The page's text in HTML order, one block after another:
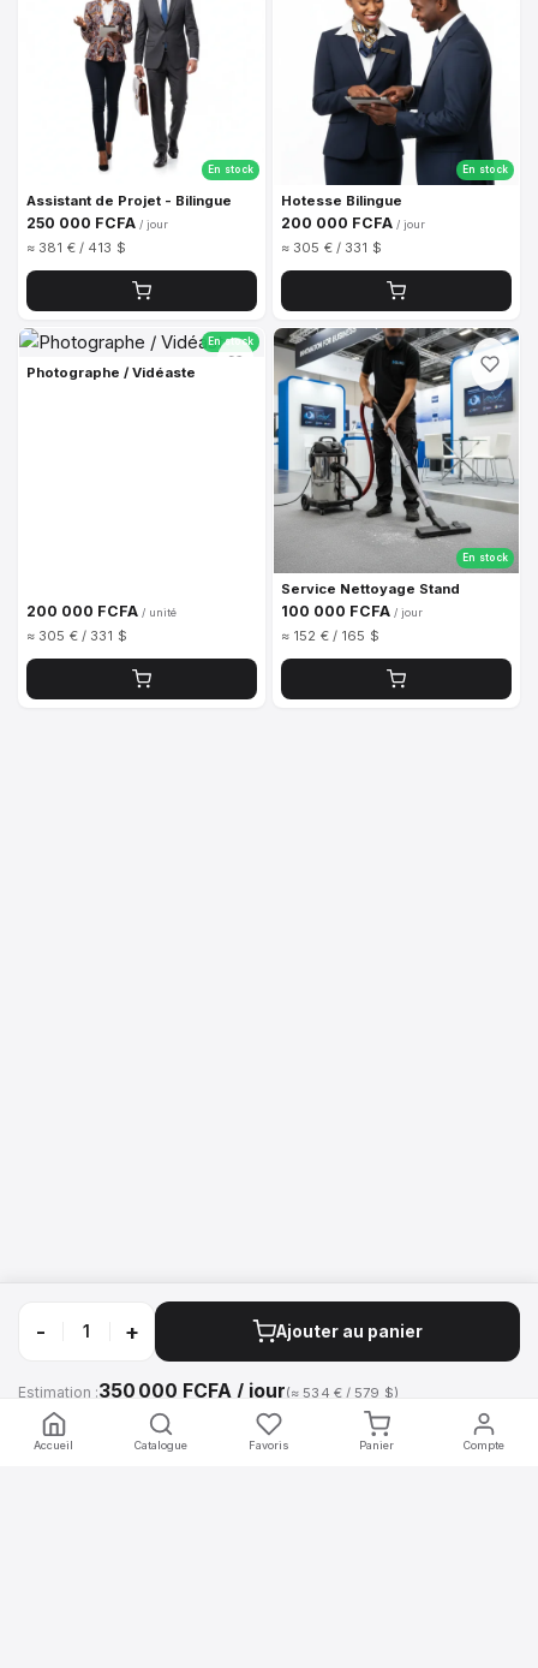
- + Ajouter au panier
Estimation :350 000 FCFA / jour(≈ 534 € / 579 $)
Appeler WhatsApp
En stock
Assistant de Projet - Bilingue
250 000 FCFA / jour
≈ 381 € / 413 $
En stock
Hotesse Bilingue
200 000 FCFA / jour
≈ 305 € / 331 $
En stock
Photographe / Vidéaste
200 000 FCFA / unité
≈ 305 € / 331 $
En stock
Service Nettoyage Stand
100 000 FCFA / jour
≈ 152 € / 165 $
Accueil Catalogue Favoris Panier Compte